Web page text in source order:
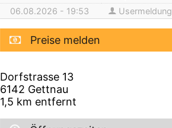
06.08.2026 - 19:53 Usermeldung
Preise melden
Dorfstrasse 13
6142 Gettnau
1,5 km entfernt